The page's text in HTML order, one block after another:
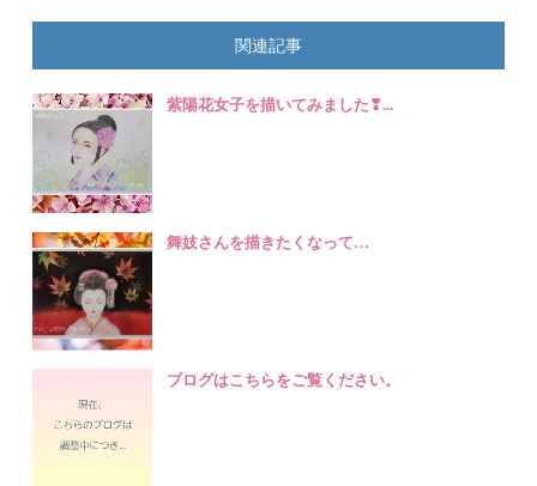
関連記事
紫陽花女子を描いてみました❣...
舞妓さんを描きたくなって…
ブログはこちらをご覧ください。